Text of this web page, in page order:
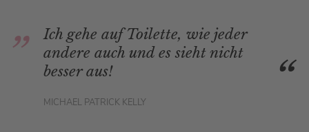
Ich gehe auf Toilette, wie jeder
andere auch und es sieht nicht
besser aus!
MICHAEL PATRICK KELLY